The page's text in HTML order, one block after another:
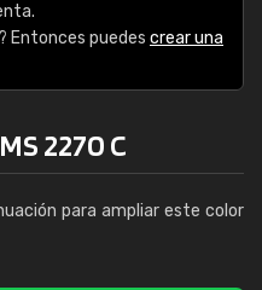
Entonces puedes crear una
2270 C
para ampliar este color